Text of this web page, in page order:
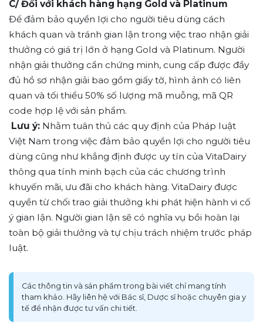
C/ Đối với khách hàng hạng Gold và Platinum
Để đảm bảo quyền lợi cho người tiêu dùng cách
khách quan và tránh gian lận trong việc trao nhận giải
thưởng có giá trị lớn ở hạng Gold và Platinum. Người
nhận giải thưởng cần chứng minh, cung cấp được đầy
đủ hồ sơ nhận giải bao gồm giấy tờ, hình ảnh có liên
quan và tối thiểu 50% số lượng mã muỗng, mã QR
code hợp lệ với sản phẩm.
Lưu ý: Nhằm tuân thủ các quy định của Pháp luật
Việt Nam trong việc đảm bảo quyền lợi cho người tiêu
dùng cũng như khẳng định được uy tín của VitaDairy
thông qua tính minh bạch của các chương trình
khuyến mãi, ưu đãi cho khách hàng. VitaDairy được
quyền từ chối trao giải thưởng khi phát hiện hành vi cố
ý gian lận. Người gian lận sẽ có nghĩa vụ bồi hoàn lại
toàn bộ giải thưởng và tự chịu trách nhiệm trước pháp
luật.
Các thông tin và sản phẩm trong bài viết chỉ mang tính
tham khảo. Hãy liên hệ với Bác sĩ, Dược sĩ hoặc chuyên gia y
tế để nhận được tư vấn chi tiết.